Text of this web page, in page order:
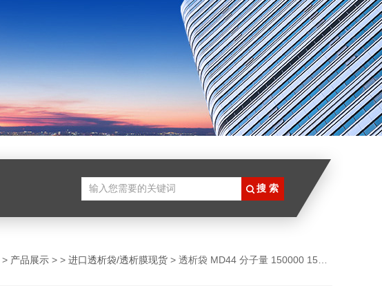
> 产品展示 > > 进口透析袋/透析膜现货 > 透析袋 MD44 分子量 150000 150KD 直径28mm 压平44mm 5.0米 348现货